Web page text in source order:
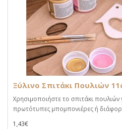
Ξύλινο Σπιτάκι Πουλιών
Χρησιμοποιήστε το σπιτάκι πουλιών
πρωτότυπες μπομπονιέρες ή
1,43€